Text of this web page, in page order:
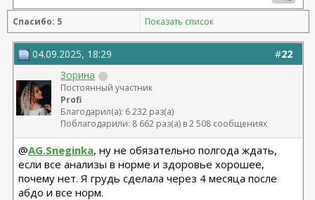
Спасибо: 5 Показать список
#22
04.09.2025, 18:29
Зорина
Постоянный участник
Profi
Благодарил(а): 6 232 раз(а)
Поблагодарили: 8 662 раз(а) в 2 508 сообщениях
@AG.Sneginka, ну не обязательно полгода ждать,
если все анализы в норме и здоровье хорошее,
почему нет. Я грудь сделала через 4 месяца после
абдо и все норм.